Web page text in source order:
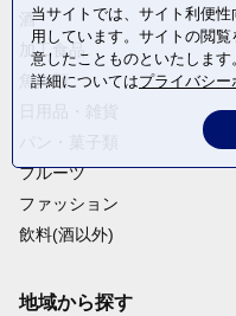
酒
加工食品
魚介類
フルーツ
ファッション
飲料(酒以外)
地域から探す
当サイトでは、サイト利便
用しています。サイトの閲
意したことものといたします
詳細についてはプライバシー